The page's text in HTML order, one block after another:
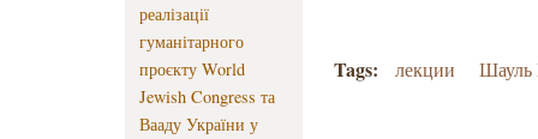
реалізації
гуманітарного
проєкту World
Jewish Congress та
Вааду України у
Tags: лекции